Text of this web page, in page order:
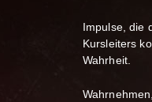
Impulse, die
Kursleiters
Wahrheit.